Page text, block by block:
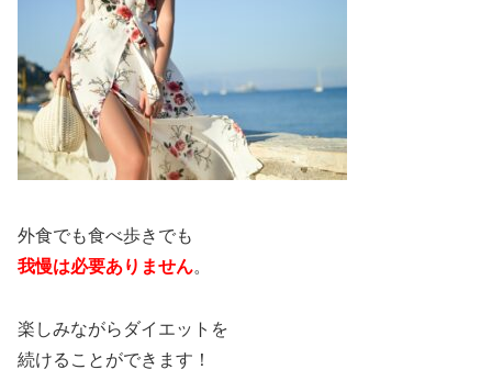
外食でも食べ歩きでも
我慢は必要ありません。
楽しみながらダイエットを
続けることができます！